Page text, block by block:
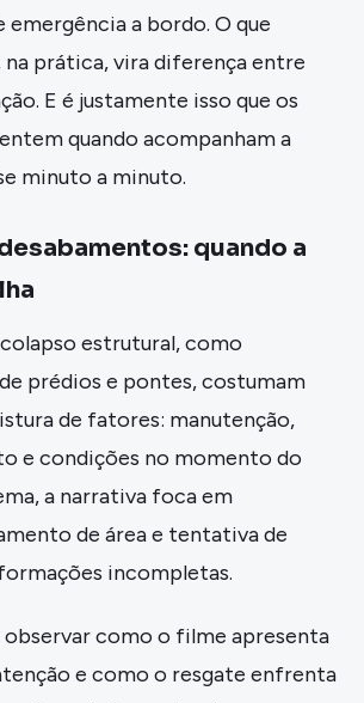
emergência a bordo. O que
na prática, vira diferença entre
E é justamente isso que os
quando acompanham a
minuto a minuto.
quando a
estrutural, como
prédios e pontes, costumam
de fatores: manutenção,
e condições no momento do
a narrativa foca em
de área e tentativa de
incompletas.
observar como o filme apresenta
e como o resgate enfrenta